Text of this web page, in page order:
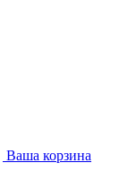
Ваша корзина